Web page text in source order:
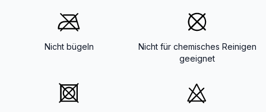
Nicht bügeln
Nicht für chemisches Reinigen
geeignet